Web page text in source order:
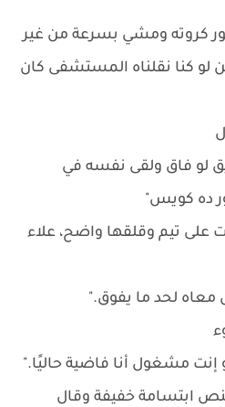
كروته ومشي بسرعة من غير
لو كنا نقلناه المستشفى كان
لو فاق ولقى نفسه في
ده كويس"
تيم وقلقها واضح، علاء
معاه لحد ما يفوق."
مشغول أنا فاضية حاليًا."
ابتسامة خفيفة وقال